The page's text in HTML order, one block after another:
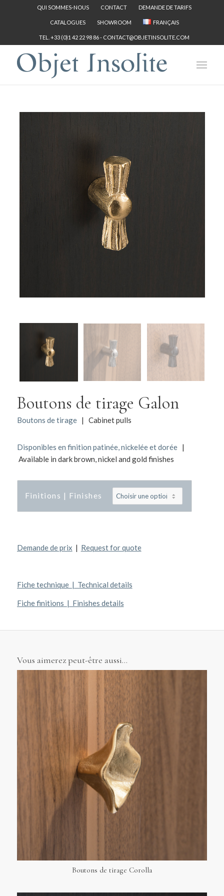
QUI SOMMES-NOUS CONTACT DEMANDE DE TARIFS
CATALOGUES SHOWROOM FRANÇAIS
TEL. +33 (0)1 42 22 98 86 - CONTACT@OBJETINSOLITE.COM
Boutons de tirage Galon
Boutons de tirage| Cabinet pulls
Disponibles en finition patinée, nickelée et dorée|
Available in dark brown, nickel and gold finishes
Finitions | Finishes
Demande de prix | Request for quote
Fiche technique | Technical details
Fiche finitions | Finishes details
Vous aimerez peut-être aussi…
Boutons de tirage Corolla